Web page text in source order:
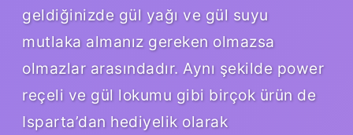
geldiğinizde gül yağı ve gül suyu
mutlaka almanız gereken olmazsa
olmazlar arasındadır. Aynı şekilde power
reçeli ve gül lokumu gibi birçok ürün de
Isparta’dan hediyelik olarak